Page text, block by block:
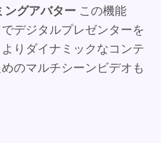
ングアバター この機能
デジタルプレゼンターを
りダイナミックなコンテ
のマルチシーンビデオも